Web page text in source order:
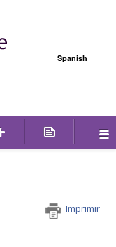
Spanish
Imprimir